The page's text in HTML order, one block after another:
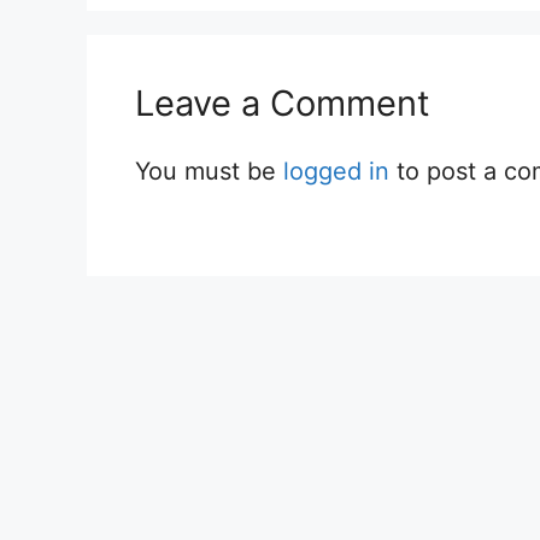
Leave a Comment
You must be logged in to post a